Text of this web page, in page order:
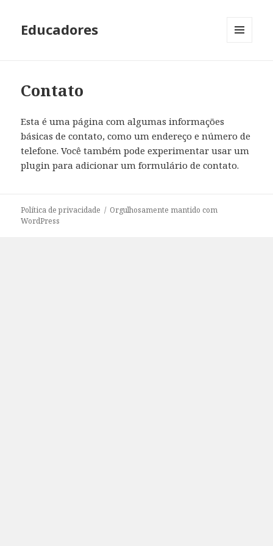
Educadores
Contato
Esta é uma página com algumas informações
básicas de contato, como um endereço e número de
telefone. Você também pode experimentar usar um
plugin para adicionar um formulário de contato.
Política de privacidade
Orgulhosamente mantido com
WordPress